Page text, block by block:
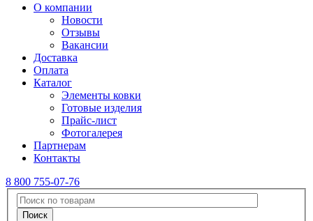
О компании
Новости
Отзывы
Вакансии
Доставка
Оплата
Каталог
Элементы ковки
Готовые изделия
Прайс-лист
Фотогалерея
Партнерам
Контакты
8 800 755-07-76